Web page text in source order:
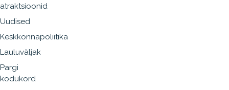
atraktsioonid
Uudised
Keskkonnapoliitika
Lauluväljak
Pargi
kodukord